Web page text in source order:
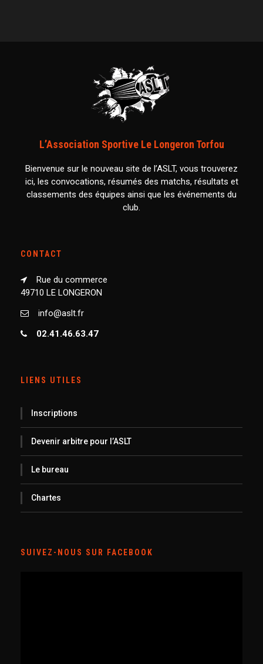
L’Association Sportive Le Longeron Torfou
Bienvenue sur le nouveau site de l’ASLT, vous trouverez
ici, les convocations, résumés des matchs, résultats et
classements des équipes ainsi que les événements du
club.
CONTACT
Rue du commerce
49710 LE LONGERON
info@aslt.fr
02.41.46.63.47
LIENS UTILES
Inscriptions
Devenir arbitre pour l’ASLT
Le bureau
Chartes
SUIVEZ-NOUS SUR FACEBOOK